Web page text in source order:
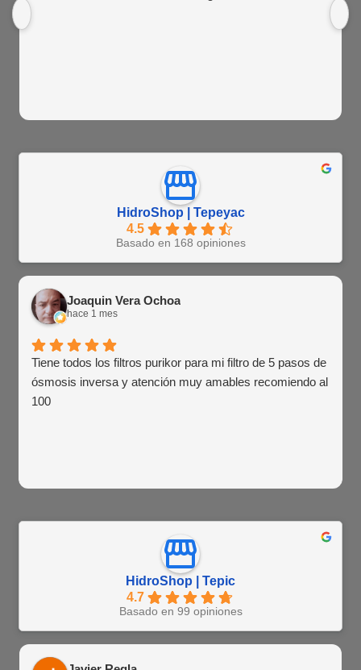
HidroShop | Tepeyac
4.5
Basado en 168 opiniones
Joaquin Vera Ochoa
hace 1 mes
Tiene todos los filtros purikor para mi filtro de 5 pasos de
ósmosis inversa y atención muy amables recomiendo al
100
HidroShop | Tepic
4.7
Basado en 99 opiniones